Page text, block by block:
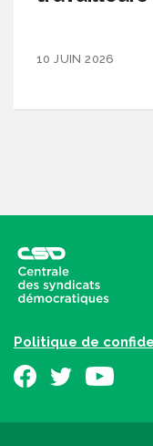
10 JUIN 2026
Politique de